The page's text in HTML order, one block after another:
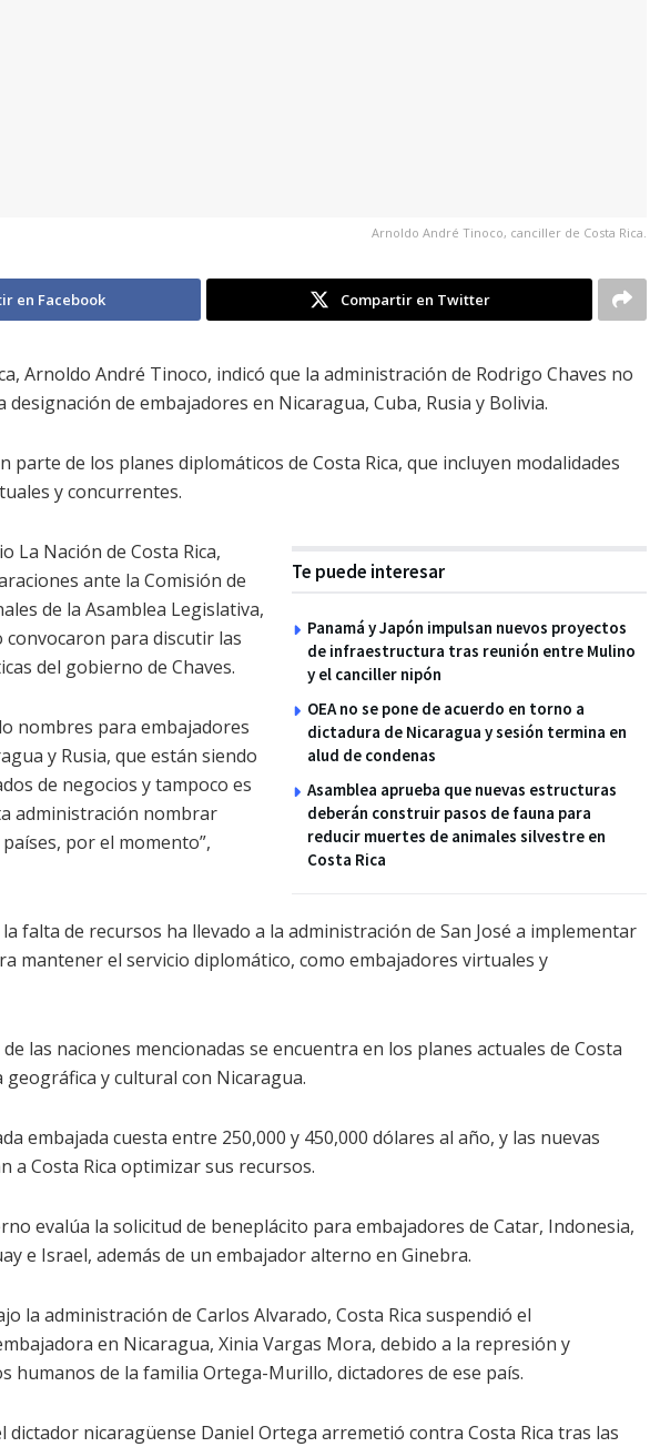
Arnoldo André Tinoco, canciller de Costa Rica.
en Facebook Compartir en Twitter
Arnoldo André Tinoco, indicó que la administración de Rodrigo Chaves no
de embajadores en Nicaragua, Cuba, Rusia y Bolivia.
parte de los planes diplomáticos de Costa Rica, que incluyen modalidades
y concurrentes.
Te puede interesar
Panamá y Japón impulsan nuevos proyectos
de infraestructura tras reunión entre Mulino
y el canciller nipón
OEA no se pone de acuerdo en torno a
dictadura de Nicaragua y sesión termina en
alud de condenas
Asamblea aprueba que nuevas estructuras
deberán construir pasos de fauna para
reducir muertes de animales silvestre en
Costa Rica
La Nación de Costa Rica,
ante la Comisión de
de la Asamblea Legislativa,
para discutir las
del gobierno de Chaves.
nombres para embajadores
y Rusia, que están siendo
de negocios y tampoco es
administración nombrar
por el momento”,
falta de recursos ha llevado a la administración de San José a implementar
mantener el servicio diplomático, como embajadores virtuales y
las naciones mencionadas se encuentra en los planes actuales de Costa
geográfica y cultural con Nicaragua.
embajada cuesta entre 250,000 y 450,000 dólares al año, y las nuevas
a Costa Rica optimizar sus recursos.
evalúa la solicitud de beneplácito para embajadores de Catar, Indonesia,
e Israel, además de un embajador alterno en Ginebra.
la administración de Carlos Alvarado, Costa Rica suspendió el
en Nicaragua, Xinia Vargas Mora, debido a la represión y
humanos de la familia Ortega-Murillo, dictadores de ese país.
dictador nicaragüense Daniel Ortega arremetió contra Costa Rica tras las